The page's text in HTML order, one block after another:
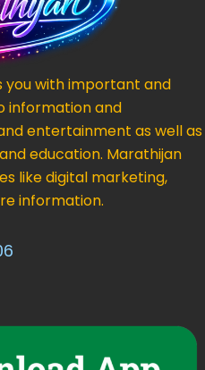
you with important and
information and
entertainment as well as
education. Marathijan
like digital marketing,
information.